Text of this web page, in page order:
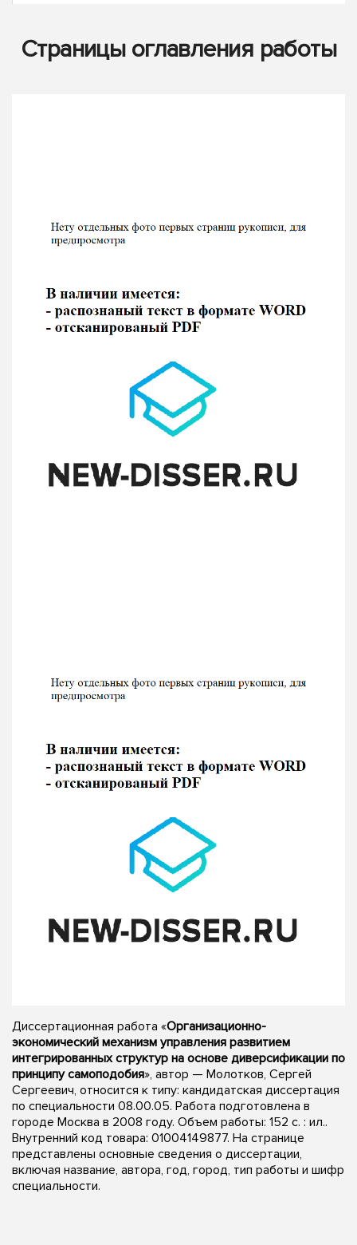
Страницы оглавления работы
Диссертационная работа «Организационно-
экономический механизм управления развитием
интегрированных структур на основе диверсификации по
принципу самоподобия», автор — Молотков, Сергей
Сергеевич, относится к типу: кандидатская диссертация
по специальности 08.00.05. Работа подготовлена в
городе Москва в 2008 году. Объем работы: 152 с. : ил..
Внутренний код товара: 01004149877. На странице
представлены основные сведения о диссертации,
включая название, автора, год, город, тип работы и шифр
специальности.